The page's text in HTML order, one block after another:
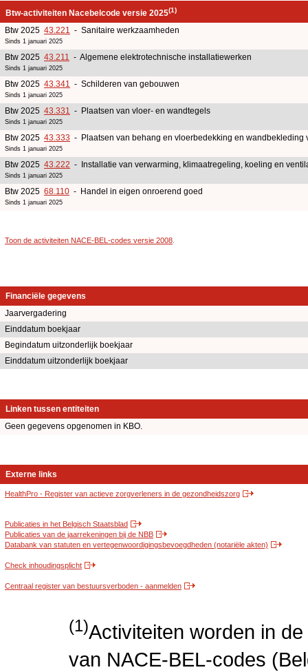
Btw-activiteiten Nacebelcode versie 2025(1)
Btw 2025 43.221 - Sanitaire werkzaamheden
Sinds 1 januari 2025
Btw 2025 43.211 - Algemene elektrotechnische installatiewerken
Sinds 1 januari 2025
Btw 2025 43.341 - Schilderen van gebouwen
Sinds 1 januari 2025
Btw 2025 43.331 - Plaatsen van vloer- en wandtegels
Sinds 1 januari 2025
Btw 2025 43.333 - Plaatsen van behang en vloerbedekking en wandbekleding
Sinds 1 januari 2025
Btw 2025 43.222 - Installatie van verwarming, klimaatregeling, koeling en
Sinds 1 januari 2025
Btw 2025 68.110 - Handel in eigen onroerend goed
Sinds 1 januari 2025
Toon de activiteiten NACE-BEL-codes versie 2008
Financiële gegevens
Jaarvergadering
Einddatum boekjaar
Begindatum uitzonderlijk boekjaar
Einddatum uitzonderlijk boekjaar
Linken tussen entiteiten
Geen gegevens opgenomen in KBO.
Externe links
HealthPro - Register van actieve zorgverleners in de gezondheidszorg
Publicaties in het Belgisch Staatsblad
Publicaties van de jaarrekeningen bij de NBB
Databank van statuten en vertegenwoordigingsbevoegdheden (notariële akten)
Check inhoudingsplicht
Centraal register van bestuursverboden - aanmelden
(1)Activiteiten worden in
van NACE-BEL-codes